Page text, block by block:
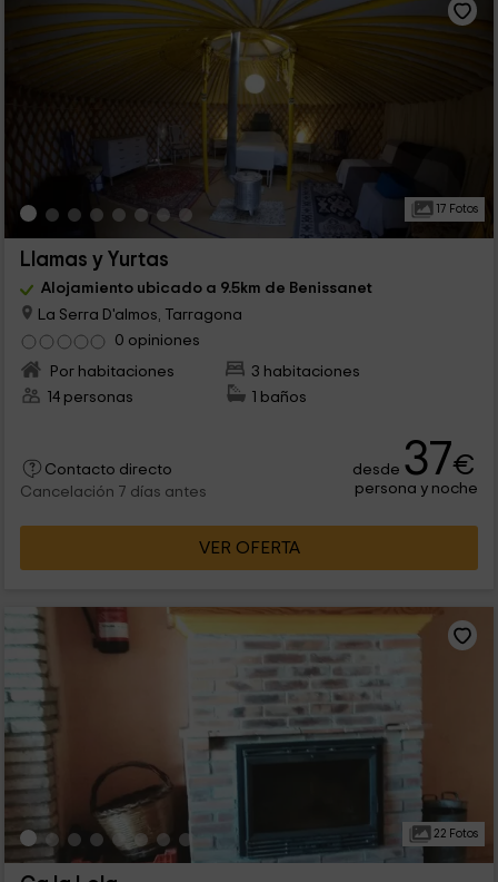
17 Fotos
Llamas y Yurtas
Alojamiento ubicado a 9.5km de Benissanet
La Serra D'almos, Tarragona
0 opiniones
Por habitaciones
3 habitaciones
14 personas
1 baños
Contacto directo
Cancelación 7 días antes
desde 37€
persona y noche
VER OFERTA
22 Fotos